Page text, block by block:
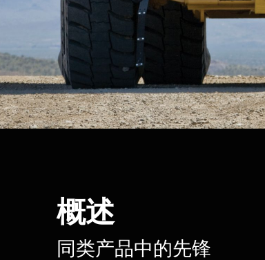
概述
同类产品中的先锋